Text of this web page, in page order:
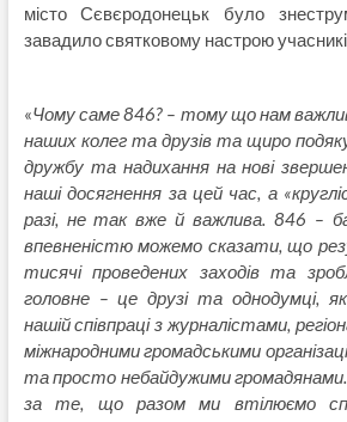
місто Сєвєродонецьк було
завадило святковому настрою
«Чому саме 846? – тому що нам
наших колег та друзів та щиро
дружбу та надихання на нові
наші досягнення за цей час, а
разі, не так вже й важлива. 846 –
впевненістю можемо сказати, що
тисячі проведених заходів та
головне – це друзі та однодумці,
нашій співпраці з журналістами,
міжнародними громадськими
та просто небайдужими громадянами.
за те, що разом ми втілюємо